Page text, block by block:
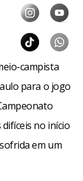
campista
para o jogo
no início
em um